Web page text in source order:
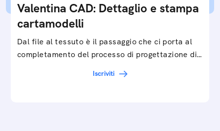
Valentina CAD: Dettaglio e stampa
cartamodelli
Dal file al tessuto è il passaggio che ci porta al
completamento del processo di progettazione di
Iscriviti